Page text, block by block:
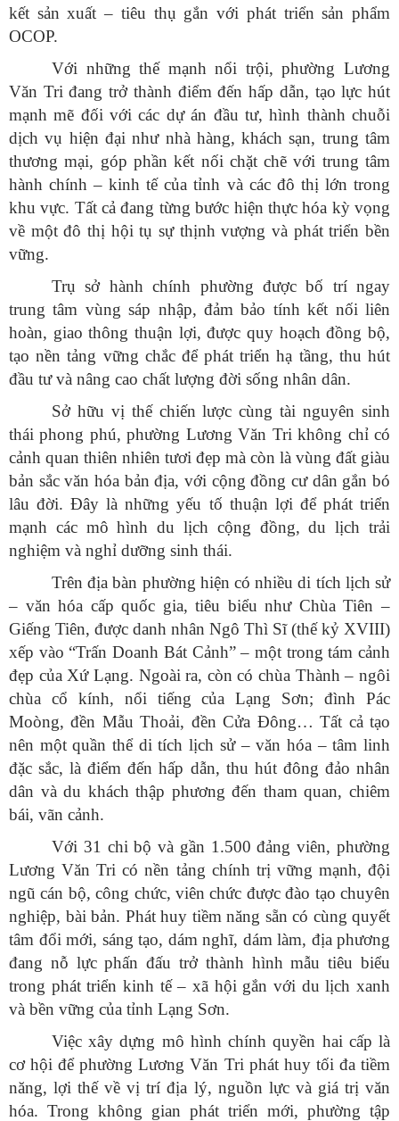
kết sản xuất – tiêu thụ gắn với phát triển sản phẩm
OCOP.
Với những thế mạnh nổi trội, phường Lương
Văn Tri đang trở thành điểm đến hấp dẫn, tạo lực hút
mạnh mẽ đối với các dự án đầu tư, hình thành chuỗi
dịch vụ hiện đại như nhà hàng, khách sạn, trung tâm
thương mại, góp phần kết nối chặt chẽ với trung tâm
hành chính – kinh tế của tỉnh và các đô thị lớn trong
khu vực. Tất cả đang từng bước hiện thực hóa kỳ vọng
về một đô thị hội tụ sự thịnh vượng và phát triển bền
vững.
Trụ sở hành chính phường được bố trí ngay
trung tâm vùng sáp nhập, đảm bảo tính kết nối liên
hoàn, giao thông thuận lợi, được quy hoạch đồng bộ,
tạo nền tảng vững chắc để phát triển hạ tầng, thu hút
đầu tư và nâng cao chất lượng đời sống nhân dân.
Sở hữu vị thế chiến lược cùng tài nguyên sinh
thái phong phú, phường Lương Văn Tri không chỉ có
cảnh quan thiên nhiên tươi đẹp mà còn là vùng đất giàu
bản sắc văn hóa bản địa, với cộng đồng cư dân gắn bó
lâu đời. Đây là những yếu tố thuận lợi để phát triển
mạnh các mô hình du lịch cộng đồng, du lịch trải
nghiệm và nghỉ dưỡng sinh thái.
Trên địa bàn phường hiện có nhiều di tích lịch sử
– văn hóa cấp quốc gia, tiêu biểu như Chùa Tiên –
Giếng Tiên, được danh nhân Ngô Thì Sĩ (thế kỷ XVIII)
xếp vào “Trấn Doanh Bát Cảnh” – một trong tám cảnh
đẹp của Xứ Lạng. Ngoài ra, còn có chùa Thành – ngôi
chùa cổ kính, nổi tiếng của Lạng Sơn; đình Pác
Moòng, đền Mẫu Thoải, đền Cửa Đông… Tất cả tạo
nên một quần thể di tích lịch sử – văn hóa – tâm linh
đặc sắc, là điểm đến hấp dẫn, thu hút đông đảo nhân
dân và du khách thập phương đến tham quan, chiêm
bái, vãn cảnh.
Với 31 chi bộ và gần 1.500 đảng viên, phường
Lương Văn Tri có nền tảng chính trị vững mạnh, đội
ngũ cán bộ, công chức, viên chức được đào tạo chuyên
nghiệp, bài bản. Phát huy tiềm năng sẵn có cùng quyết
tâm đổi mới, sáng tạo, dám nghĩ, dám làm, địa phương
đang nỗ lực phấn đấu trở thành hình mẫu tiêu biểu
trong phát triển kinh tế – xã hội gắn với du lịch xanh
và bền vững của tỉnh Lạng Sơn.
Việc xây dựng mô hình chính quyền hai cấp là
cơ hội để phường Lương Văn Tri phát huy tối đa tiềm
năng, lợi thế về vị trí địa lý, nguồn lực và giá trị văn
hóa. Trong không gian phát triển mới, phường tập